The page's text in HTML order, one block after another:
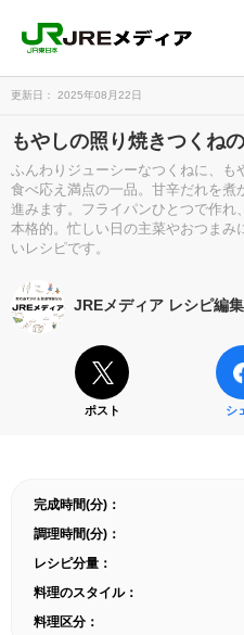
更新日： 2025年08月22日
もやしの照り焼きつくね
ふんわりジューシーなつくねに、も
食べ応え満点の一品。甘辛だれを煮
進みます。フライパンひとつで作れ
本格的。忙しい日の主菜やおつまみ
いレシピです。
JREメディア レシピ編
ポスト シ
完成時間(分)：
調理時間(分)：
レシピ分量：
料理のスタイル：
料理区分：